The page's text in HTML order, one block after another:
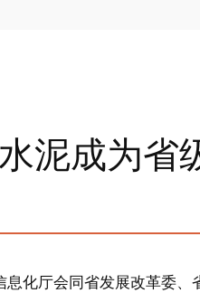
泥成为省
息化厅会同省发展改革委、